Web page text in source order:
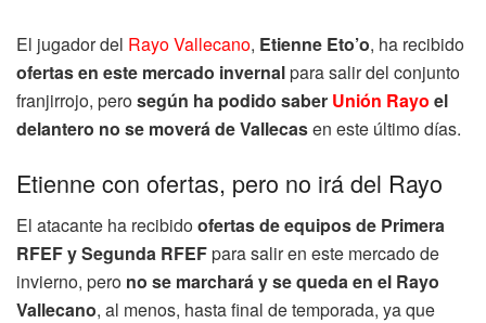
El jugador del Rayo Vallecano, Etienne Eto’o, ha recibido
ofertas en este mercado invernalpara salir del conjunto
franjirrojo, perosegún ha podido saber Unión Rayo el
delantero no se moverá de Vallecasen este último días.
Etienne con ofertas, pero no irá del Rayo
El atacante ha recibidoofertas de equipos de Primera
RFEF y Segunda RFEFpara salir en este mercado de
invierno, pero no se marchará y se queda en el Rayo
Vallecano, al menos, hasta final de temporada, ya que